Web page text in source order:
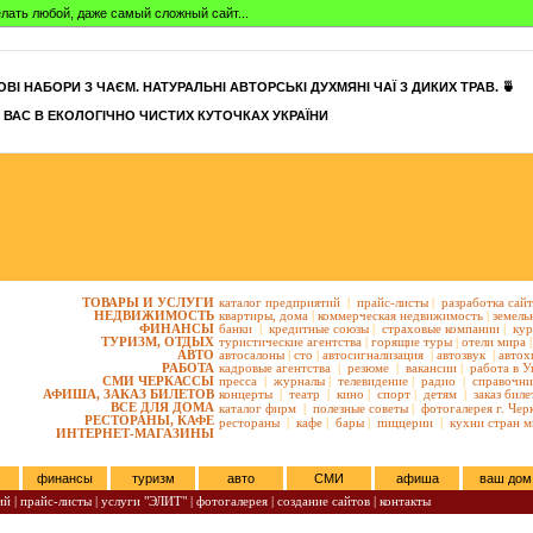
любой, даже самый сложный сайт...
НАБОРИ З ЧАЄМ. НАТУРАЛЬНІ АВТОРСЬКІ ДУХМЯНІ ЧАЇ З ДИКИХ ТРАВ. 🍵
В ЕКОЛОГІЧНО ЧИСТИХ КУТОЧКАХ УКРАЇНИ
ТОВАРЫ И УСЛУГИ
НЕДВИЖИМОСТЬ
ФИНАНСЫ
ТУРИЗМ, ОТДЫХ
АВТО
РАБОТА
СМИ ЧЕРКАССЫ
АФИША, ЗАКАЗ БИЛЕТОВ
ВСЕ ДЛЯ ДОМА
РЕСТОРАНЫ, КАФЕ
ИНТЕРНЕТ-МАГАЗИНЫ
каталог предприятий | прайс-листы | разработка
квартиры, дома | коммерческая недвижимость |
банки | кредитные союзы | страховые компании |
туристические агентства | горящие туры | отели мира |
автосалоны | сто | автосигнализация | автозвук |
кадровые агентства | резюме | вакансии | работа в
пресса | журналы | телевидение | радио |
концерты | театр | кино | спорт | детям | заказ
каталог фирм | полезные советы | фотогалерея г.
рестораны | кафе | бары | пиццерии | кухни стран
финансы туризм авто СМИ афиша ваш дом
| прайс-листы | услуги "ЭЛИТ" | фотогалерея | создание сайтов | контакты